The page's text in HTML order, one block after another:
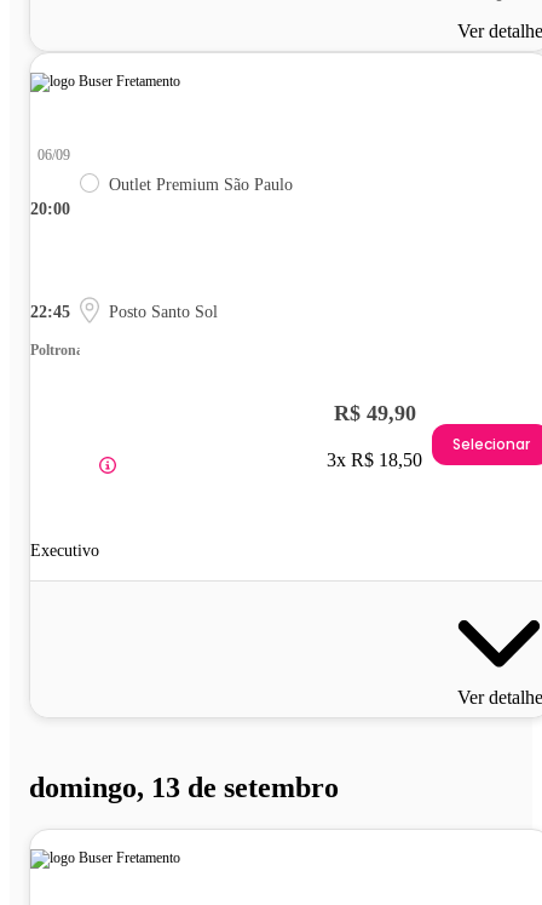
Ver
20:00
06/09
Outlet Premium São Paulo
22:45 Posto Santo Sol
Poltrona
Executivo
R$ 49,90
3x R$ 18,50
Selecionar
Ver
domingo, 13 de setembro